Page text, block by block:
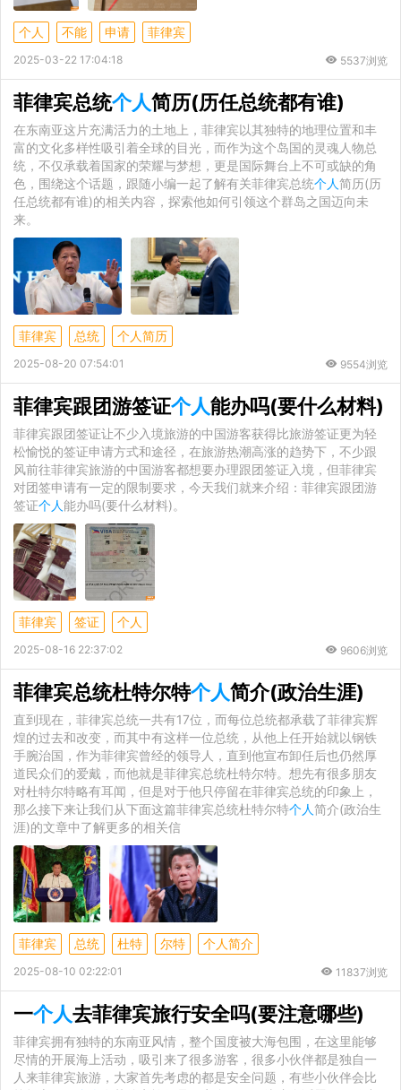
个人 不能 申请 菲律宾
2025-03-22 17:04:18 5537浏览
菲律宾总统个人简历(历任总统都有谁)
在东南亚这片充满活力的土地上，菲律宾以其独特的地理位置和丰
富的文化多样性吸引着全球的目光，而作为这个岛国的灵魂人物总
统，不仅承载着国家的荣耀与梦想，更是国际舞台上不可或缺的角
色，围绕这个话题，跟随小编一起了解有关菲律宾总统个人简历(历
任总统都有谁)的相关内容，探索他如何引领这个群岛之国迈向未
来。
菲律宾 总统 个人简历
2025-08-20 07:54:01 9554浏览
菲律宾跟团游签证个人能办吗(要什么材料)
菲律宾跟团签证让不少入境旅游的中国游客获得比旅游签证更为轻
松愉悦的签证申请方式和途径，在旅游热潮高涨的趋势下，不少跟
风前往菲律宾旅游的中国游客都想要办理跟团签证入境，但菲律宾
对团签申请有一定的限制要求，今天我们就来介绍：菲律宾跟团游
签证个人能办吗(要什么材料)。
菲律宾 签证 个人
2025-08-16 22:37:02 9606浏览
菲律宾总统杜特尔特个人简介(政治生涯)
直到现在，菲律宾总统一共有17位，而每位总统都承载了菲律宾辉
煌的过去和改变，而其中有这样一位总统，从他上任开始就以钢铁
手腕治国，作为菲律宾曾经的领导人，直到他宣布卸任后也仍然厚
道民众们的爱戴，而他就是菲律宾总统杜特尔特。想先有很多朋友
对杜特尔特略有耳闻，但是对于他只停留在菲律宾总统的印象上，
那么接下来让我们从下面这篇菲律宾总统杜特尔特个人简介(政治生
涯)的文章中了解更多的相关信
菲律宾 总统 杜特 尔特 个人简介
2025-08-10 02:22:01 11837浏览
一个人去菲律宾旅行安全吗(要注意哪些)
菲律宾拥有独特的东南亚风情，整个国度被大海包围，在这里能够
尽情的开展海上活动，吸引来了很多游客，很多小伙伴都是独自一
人来菲律宾旅游，大家首先考虑的都是安全问题，有些小伙伴会比